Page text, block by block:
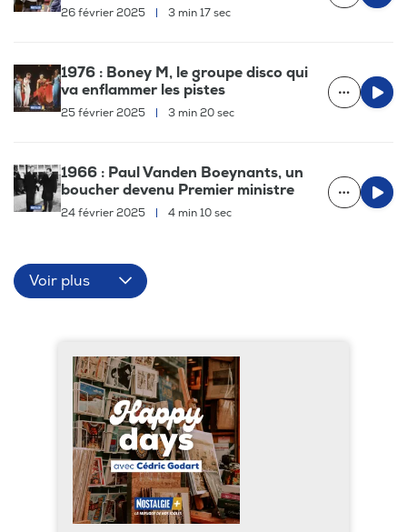
26 février 2025 | 3 min 17 sec
1976 : Boney M, le groupe disco qui
va enflammer les pistes
25 février 2025 | 3 min 20 sec
1966 : Paul Vanden Boeynants, un
boucher devenu Premier ministre
24 février 2025 | 4 min 10 sec
Voir plus